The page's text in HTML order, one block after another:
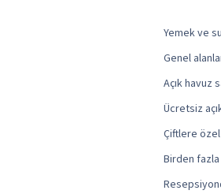
Yemek ve
Genel
Açık havuz
Ücretsiz
Çiftlere
Birden